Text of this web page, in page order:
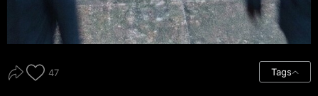
47 Tags